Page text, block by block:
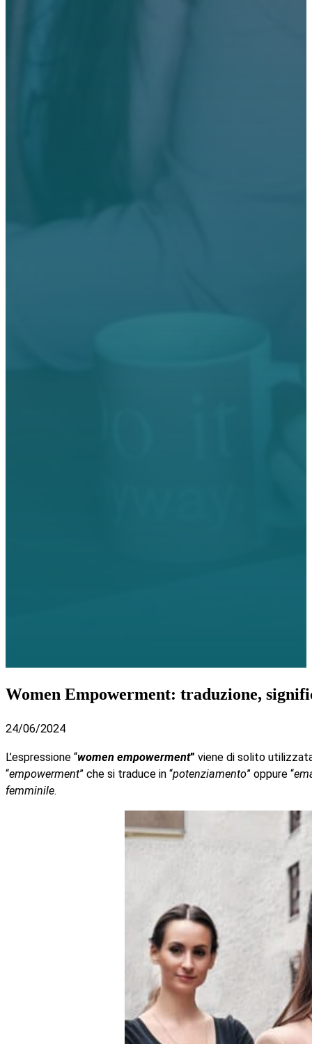
Women Empowerment: traduzione,
24/06/2024
L’espressione “women empowerment” viene di solito
“empowerment” che si traduce in “potenziamento” oppure “
femminile.